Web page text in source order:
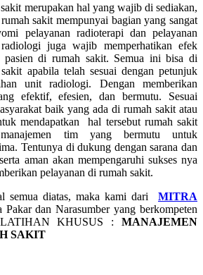
merupakan hal yang wajib di sediakan,
sakit mempunyai bagian yang sangat
pelayanan radioterapi dan pelayanan
juga wajib memperhatikan efek
pasien di rumah sakit. Semua ini bisa di
apabila telah sesuai dengan petunjuk
unit radiologi. Dengan memberikan
efektif, efesien, dan bermutu. Sesuai
baik yang ada di rumah sakit atau
mendapatkan hal tersebut rumah sakit
tim yang bermutu untuk
Tentunya di dukung dengan sarana dan
aman akan mempengaruhi sukses nya
pelayanan di rumah sakit.
semua diatas, maka kami dari MITRA
Pakar dan Narasumber yang berkompeten
KHUSUS : MANAJEMEN
SAKIT